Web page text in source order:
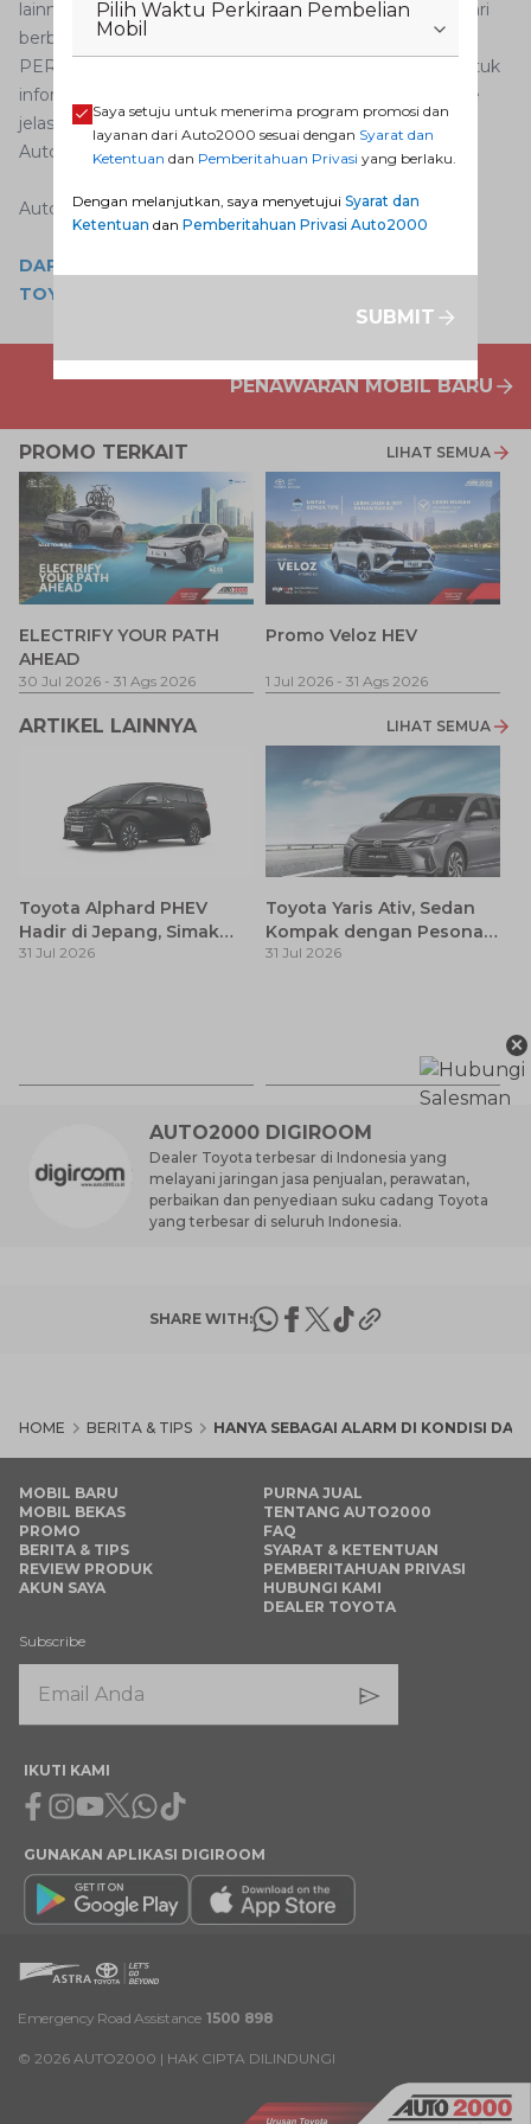
lainnya, AutoFamily bisa memanfaatkan keuntungan dari
berbagai promo servis seperti Promo SPONTAN dan
PERKASA. Segera kunjungi website Auto2000.co.id untuk
informasi lebih lengkap dan booking servis secara online
jelas Nur Imansyah Tara, Aftersales Division Head
Auto2000, Minggu (14/3).
Auto2000 Digiroom
DAPATKAN PENAWARAN MENARIK PEMBELIAN
TOYOTA RUSH DI AUTO2000
PENAWARAN MOBIL BARU
PROMO TERKAIT LIHAT SEMUA
ELECTRIFY YOUR PATH
AHEAD
30 Jul 2026 - 31 Ags 2026
Promo Veloz HEV
1 Jul 2026 - 31 Ags 2026
ARTIKEL LAINNYA LIHAT SEMUA
Toyota Alphard PHEV
Hadir di Jepang, Simak
Pembaruan dan Fitur
31 Jul 2026
Toyota Yaris Ativ, Sedan
Kompak dengan Pesona
Modern
31 Jul 2026
AUTO2000 DIGIROOM
Dealer Toyota terbesar di Indonesia yang
melayani jaringan jasa penjualan, perawatan,
perbaikan dan penyediaan suku cadang Toyota
yang terbesar di seluruh Indonesia.
SHARE WITH:
HOME BERITA & TIPS HANYA SEBAGAI ALARM DI KONDISI
×
MOBIL BARU
MOBIL BEKAS
PROMO
BERITA & TIPS
REVIEW PRODUK
AKUN SAYA
PURNA JUAL
TENTANG AUTO2000
FAQ
SYARAT & KETENTUAN
PEMBERITAHUAN PRIVASI
HUBUNGI KAMI
DEALER TOYOTA
Subscribe
IKUTI KAMI
Facebook
Instagram
Youtube
X Whatsapp
Tiktok
GUNAKAN APLIKASI DIGIROOM
Emergency Road Assistance 1500 898
© 2026 AUTO2000 | HAK CIPTA DILINDUNGI
Pilih Waktu Perkiraan Pembelian
Mobil
Saya setuju untuk menerima program promosi dan
layanan dari Auto2000 sesuai dengan Syarat dan
Ketentuan dan Pemberitahuan Privasi yang berlaku.
Dengan melanjutkan, saya menyetujui Syarat dan
Ketentuan dan Pemberitahuan Privasi Auto2000
SUBMIT